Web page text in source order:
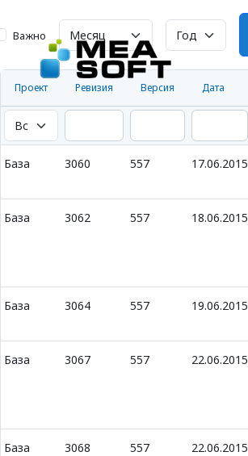
Важно
Проект Ревизия Версия Дата
База 3060 557 17.06.2015
База 3062 557 18.06.2015
База 3064 557 19.06.2015
База 3067 557 22.06.2015
База 3068 557 22.06.2015